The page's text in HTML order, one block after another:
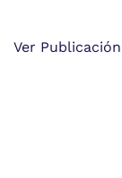
Ver Publicación